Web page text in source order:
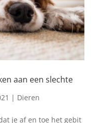
aan een slechte
| Dieren
je af en toe het gebit